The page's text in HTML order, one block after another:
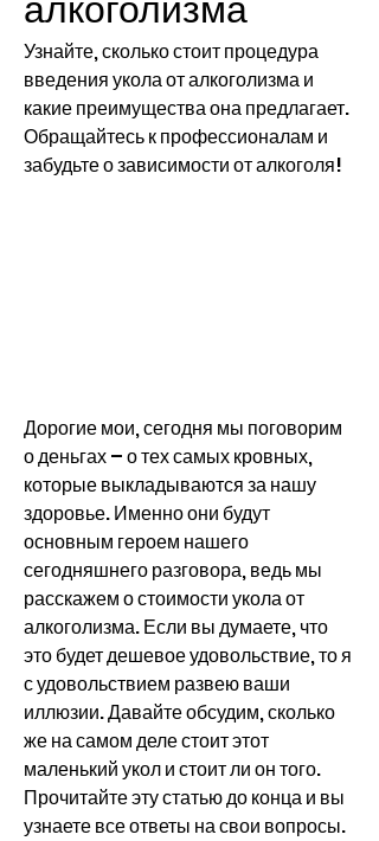
Узнайте, сколько стоит процедура
введения укола от алкоголизма и
какие преимущества она предлагает.
Обращайтесь к профессионалам и
забудьте о зависимости от алкоголя!
Дорогие мои, сегодня мы поговорим
о деньгах – о тех самых кровных,
которые выкладываются за нашу
здоровье. Именно они будут
основным героем нашего
сегодняшнего разговора, ведь мы
расскажем о стоимости укола от
алкоголизма. Если вы думаете, что
это будет дешевое удовольствие, то я
с удовольствием развею ваши
иллюзии. Давайте обсудим, сколько
же на самом деле стоит этот
маленький укол и стоит ли он того.
Прочитайте эту статью до конца и вы
узнаете все ответы на свои вопросы.